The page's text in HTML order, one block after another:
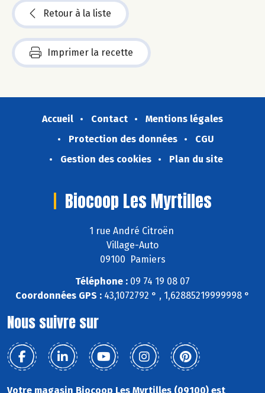
Retour à la liste
Imprimer la recette
Accueil Contact
Mentions légales
Protection des données
CGU
Gestion des cookies
Plan du site
Biocoop Les Myrtilles
1 rue André Citroën
Village-Auto
09100 Pamiers
Téléphone : 09 74 19 08 07
Coordonnées GPS : 43,1072792 ° , 1,62885219999998 °
Nous suivre sur
Votre magasin Biocoop Les Myrtilles (09100) est